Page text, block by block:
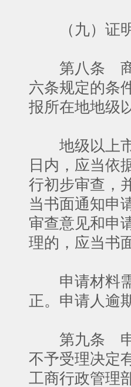
（九）证明
第八条 商标
六条规定的条
报所在地地级
地级以上市
日内，应当依
行初步审查，
当书面通知申
审查意见和申
理的，应当书
申请材料需
正。申请人逾
第九条 申请
不予受理决定
工商行政管理